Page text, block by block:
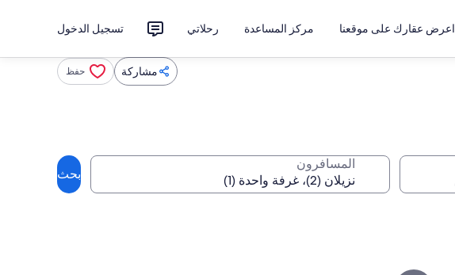
اعرض عقارك على موقعنا مركز المساعدة رحلاتي تسجيل الدخول
مشاركة حفظ
المسافرون
بحث